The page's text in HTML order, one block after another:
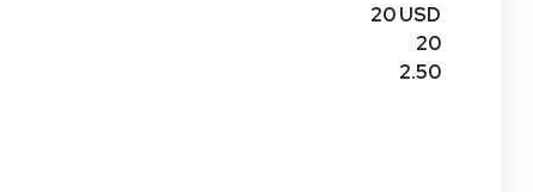
20 USD
20
2.50